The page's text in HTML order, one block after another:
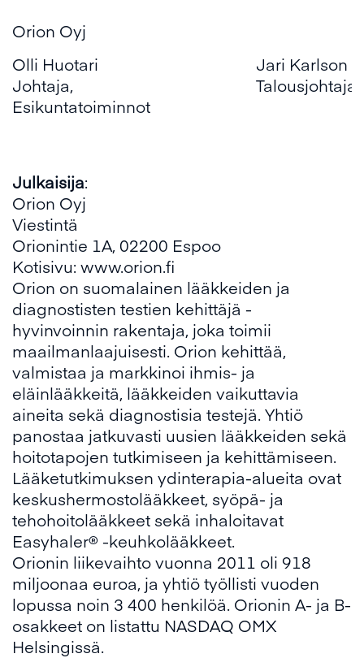
Orion Oyj
Olli Huotari
Johtaja,
Esikuntatoiminnot
Jari Karlson
Talousjohtaja
Julkaisija:
Orion Oyj
Viestintä
Orionintie 1A, 02200 Espoo
Kotisivu:www.orion.fi
Orion on suomalainen lääkkeiden ja
diagnostisten testien kehittäjä -
hyvinvoinnin rakentaja, joka toimii
maailmanlaajuisesti. Orion kehittää,
valmistaa ja markkinoi ihmis- ja
eläinlääkkeitä, lääkkeiden vaikuttavia
aineita sekä diagnostisia testejä. Yhtiö
panostaa jatkuvasti uusien lääkkeiden sekä
hoitotapojen tutkimiseen ja kehittämiseen.
Lääketutkimuksen ydinterapia-alueita ovat
keskushermostolääkkeet, syöpä- ja
tehohoitolääkkeet sekä inhaloitavat
Easyhaler® -keuhkolääkkeet.
Orionin liikevaihto vuonna 2011 oli 918
miljoonaa euroa, ja yhtiö työllisti vuoden
lopussa noin 3 400 henkilöä. Orionin A- ja B-
osakkeet on listattu NASDAQ OMX
Helsingissä.